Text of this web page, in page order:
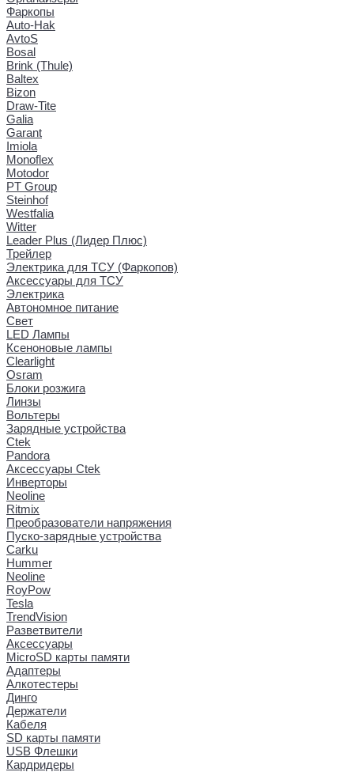
Фаркопы
Auto-Hak
AvtoS
Bosal
Brink (Thule)
Baltex
Bizon
Draw-Tite
Galia
Garant
Imiola
Monoflex
Motodor
PT Group
Steinhof
Westfalia
Witter
Leader Plus (Лидер Плюс)
Трейлер
Электрика для ТСУ (Фаркопов)
Аксессуары для ТСУ
Электрика
Автономное питание
Свет
LED Лампы
Ксеноновые лампы
Clearlight
Osram
Блоки розжига
Линзы
Вольтеры
Зарядные устройства
Ctek
Pandora
Аксессуары Ctek
Инверторы
Neoline
Ritmix
Преобразователи напряжения
Пуско-зарядные устройства
Carku
Hummer
Neoline
RoyPow
Tesla
TrendVision
Разветвители
Аксессуары
MicroSD карты памяти
Адаптеры
Алкотестеры
Динго
Держатели
Кабеля
SD карты памяти
USB Флешки
Кардридеры